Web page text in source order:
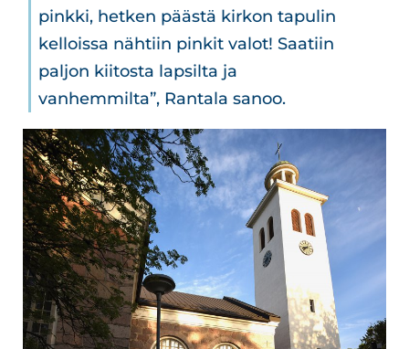
pinkki, hetken päästä kirkon tapulin
kelloissa nähtiin pinkit valot! Saatiin
paljon kiitosta lapsilta ja
vanhemmilta”, Rantala sanoo.